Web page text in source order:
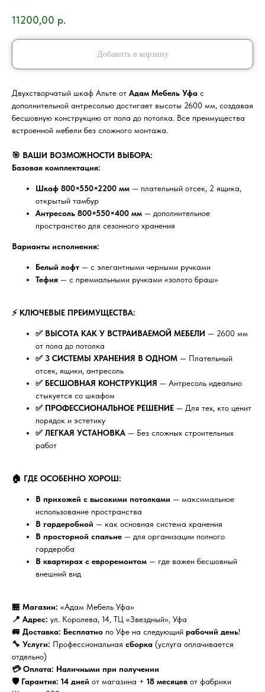
11200,00 р.
Добавить в корзину
Двухстворчатый шкаф Альте от Адам Мебель Уфа с
дополнительной антресолью достигает высоты 2600 мм, создавая
бесшовную конструкцию от пола до потолка. Все преимущества
встроенной мебели без сложного монтажа.
🎯 ВАШИ ВОЗМОЖНОСТИ ВЫБОРА:
Базовая комплектация:
Шкаф 800×550×2200 мм — плательный отсек, 2 ящика,
открытый тамбур
Антресоль 800×550×400 мм — дополнительное
пространство для сезонного хранения
Варианты исполнения:
Белый лофт — с элегантными черными ручками
Тефия — с премиальными ручками «золото браш»
⚡ КЛЮЧЕВЫЕ ПРЕИМУЩЕСТВА:
✅ ВЫСОТА КАК У ВСТРАИВАЕМОЙ МЕБЕЛИ — 2600 мм
от пола до потолка
✅ 3 СИСТЕМЫ ХРАНЕНИЯ В ОДНОМ — Плательный
отсек, ящики, антресоль
✅ БЕСШОВНАЯ КОНСТРУКЦИЯ — Антресоль идеально
стыкуется со шкафом
✅ ПРОФЕССИОНАЛЬНОЕ РЕШЕНИЕ — Для тех, кто ценит
порядок и эстетику
✅ ЛЕГКАЯ УСТАНОВКА — Без сложных строительных
работ
🏠 ГДЕ ОСОБЕННО ХОРОШ:
В прихожей с высокими потолками — максимальное
использование пространства
В гардеробной — как основная система хранения
В просторной спальне — для организации полного
гардероба
В квартирах с евроремонтом — где важен бесшовный
внешний вид
🏪 Магазин: «Адам Мебель Уфа»
📍 Адрес: ул. Королева, 14, ТЦ «Звездный», Уфа
🚐 Доставка: Бесплатно по Уфе на следующий рабочий день!
🔧 Услуги: Профессиональная сборка (услуга оплачивается
отдельно)
💳 Оплата: Наличными при получении
🛡️ Гарантия: 14 дней от магазина + 18 месяцев от фабрики